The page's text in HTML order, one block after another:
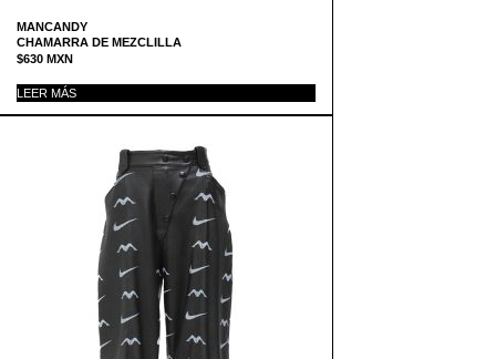
MANCANDY
CHAMARRA DE MEZCLILLA
$630 MXN
LEER MÁS